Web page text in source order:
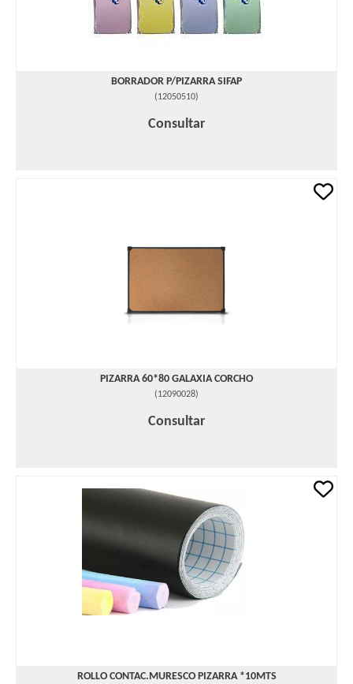
BORRADOR P/PIZARRA SIFAP
(12050510)
Consultar
PIZARRA 60*80 GALAXIA CORCHO
(12090028)
Consultar
ROLLO CONTAC.MURESCO PIZARRA *10MTS